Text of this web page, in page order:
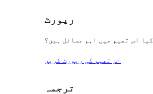
رپورٹ
کیا اس تھیم میں اہم مسائل ہیں؟
اس تھیم کی رپورٹ کریں
ترجمہ